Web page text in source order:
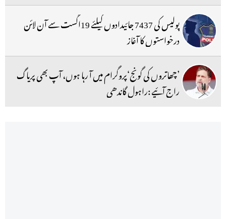
پولیس کی 7437 جائیدادوں کیلئے 19اگست سے آن لائن
درخواستوں کا آغاز
’چھاتروں کی گونج‘پروگرام میں آ رہا ہوں، آپ بھی پریاگ
راج آئیے :راہول گاندھی